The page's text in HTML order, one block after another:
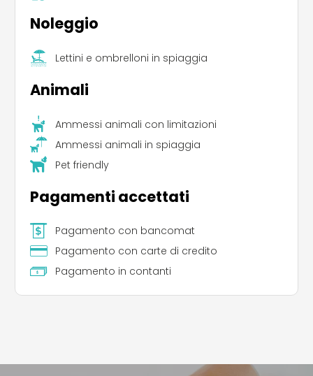
Noleggio
Lettini e ombrelloni in spiaggia
Animali
Ammessi animali con limitazioni
Ammessi animali in spiaggia
Pet friendly
Pagamenti accettati
Pagamento con bancomat
Pagamento con carte di credito
Pagamento in contanti